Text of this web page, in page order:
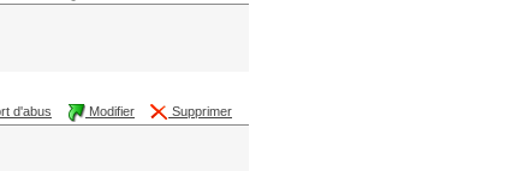
d'abus Modifier Supprimer